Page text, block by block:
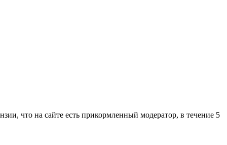
что на сайте есть прикормленный модератор, в течение 5